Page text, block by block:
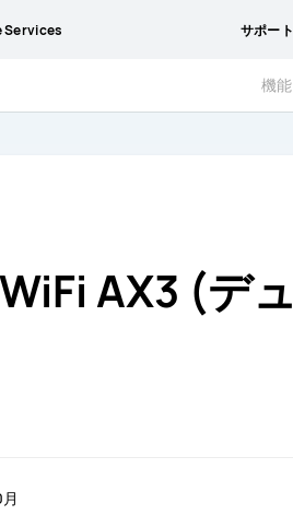
Services サポー
機能
AX3 (デ